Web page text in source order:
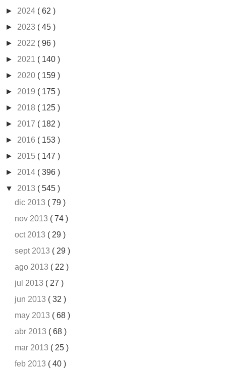
► 2024 ( 62 )
► 2023 ( 45 )
► 2022 ( 96 )
► 2021 ( 140 )
► 2020 ( 159 )
► 2019 ( 175 )
► 2018 ( 125 )
► 2017 ( 182 )
► 2016 ( 153 )
► 2015 ( 147 )
► 2014 ( 396 )
▼ 2013 ( 545 )
dic 2013 ( 79 )
nov 2013 ( 74 )
oct 2013 ( 29 )
sept 2013 ( 29 )
ago 2013 ( 22 )
jul 2013 ( 27 )
jun 2013 ( 32 )
may 2013 ( 68 )
abr 2013 ( 68 )
mar 2013 ( 25 )
feb 2013 ( 40 )